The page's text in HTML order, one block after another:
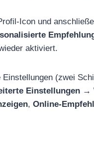
Icon und
aktiviert.
(zwei
Einstellungen →
, Online-